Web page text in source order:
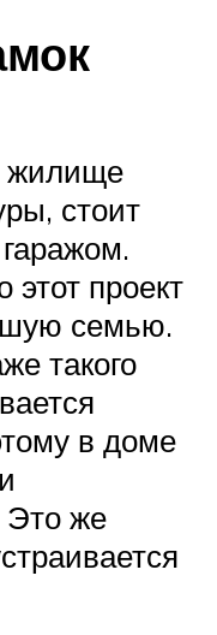
жилище
стоит
этот проект
семью.
такого
в доме
Это же